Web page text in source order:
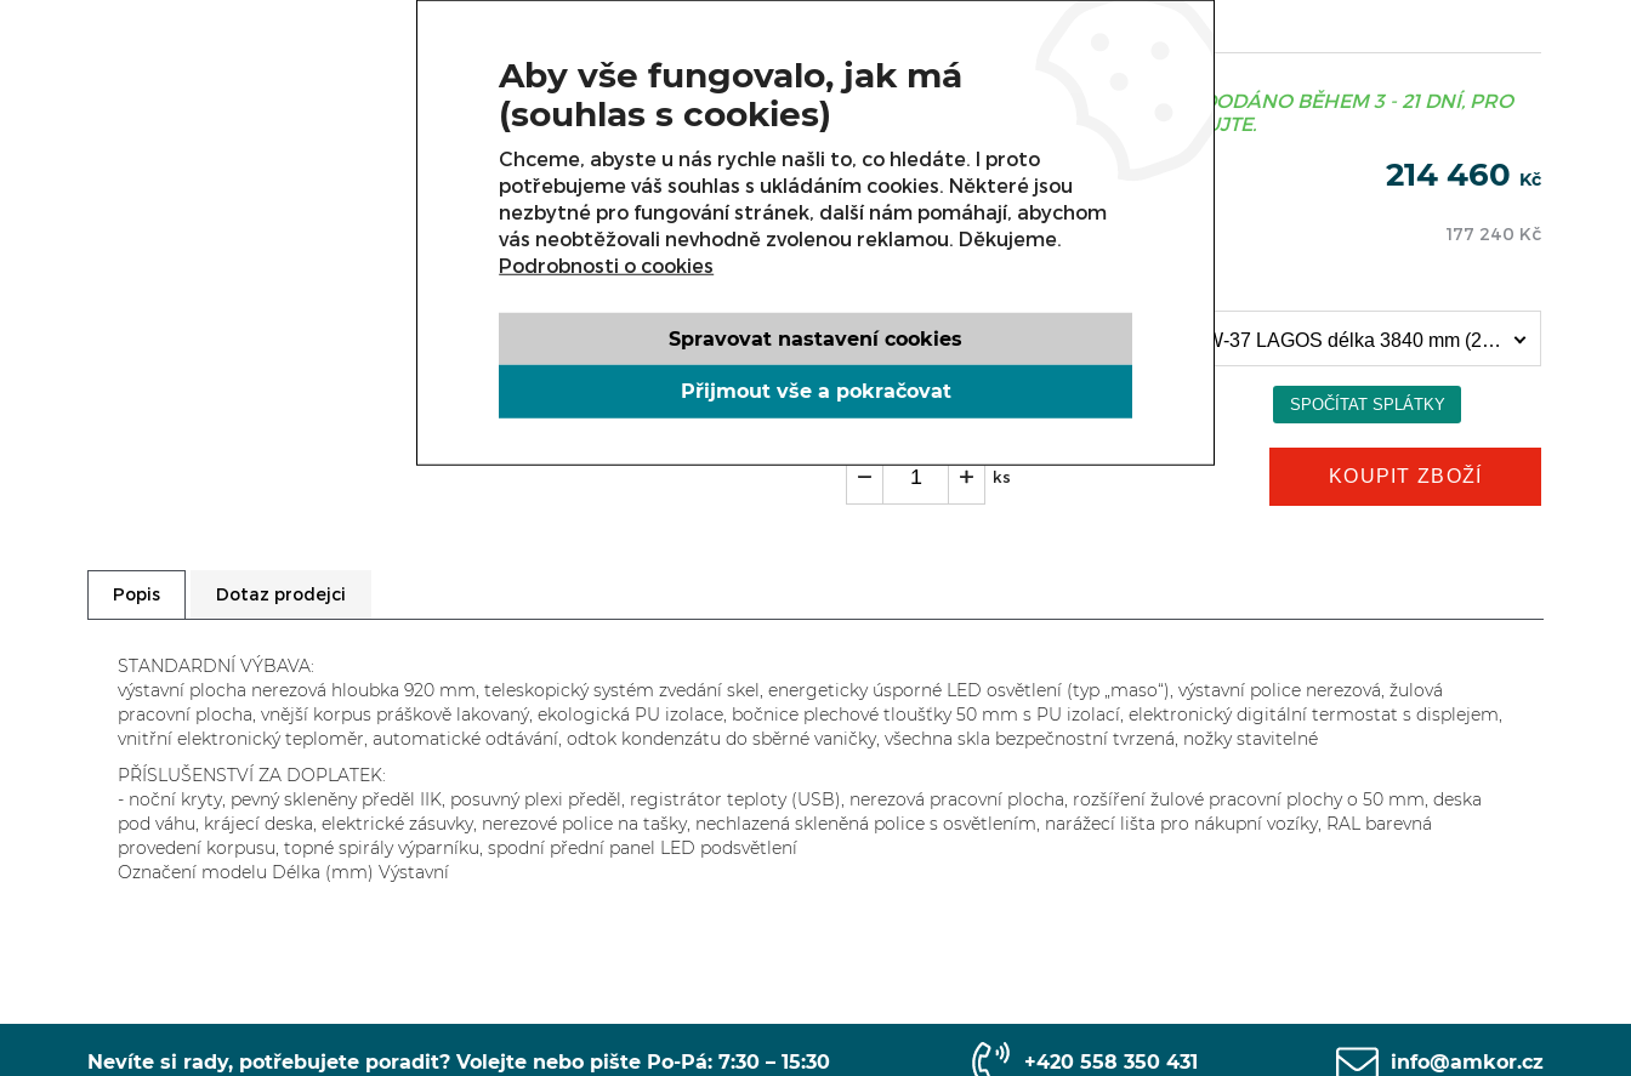
U DODAVATELE
ZBOŽÍ JE OBVYKLE DODÁNO BĚHEM 3 - 21 DNÍ, PRO
UPŘESNĚNÍ TERMÍNU NÁS KONTAKTUJTE.
Cena s DPH: 214 460 Kč
Cena bez DPH: 177 240 Kč
Obslužná chladicí vitrína COLD LAGOS, W-37 LAGOS délka 3840 mm (214 460 Kč)
ks KOUPIT ZBOŽÍ
Popis Dotaz prodejci
STANDARDNÍ VÝBAVA:
výstavní plocha nerezová hloubka 920 mm, teleskopický systém zvedání skel, energeticky úsporné LED osvětlení (typ „maso“), výstavní police nerezová, žulová
pracovní plocha, vnější korpus práškově lakovaný, ekologická PU izolace, bočnice plechové tloušťky 50 mm s PU izolací, elektronický digitální termostat s displejem,
vnitřní elektronický teploměr, automatické odtávání, odtok kondenzátu do sběrné vaničky, všechna skla bezpečnostní tvrzená, nožky stavitelné
PŘÍSLUŠENSTVÍ ZA DOPLATEK:
- noční kryty, pevný skleněny předěl IIK, posuvný plexi předěl, registrátor teploty (USB), nerezová pracovní plocha, rozšíření žulové pracovní plochy o 50 mm, deska
pod váhu, krájecí deska, elektrické zásuvky, nerezové police na tašky, nechlazená skleněná police s osvětlením, narážecí lišta pro nákupní vozíky, RAL barevná
provedení korpusu, topné spirály výparníku, spodní přední panel LED podsvětlení
Označení modelu Délka (mm) Výstavní
Nevíte si rady, potřebujete poradit? Volejte nebo pište Po-Pá: 7:30 – 15:30 +420 558 350 431 info@amkor.cz
Aby vše fungovalo, jak má
(souhlas s cookies)
Chceme, abyste u nás rychle našli to, co hledáte. I proto
potřebujeme váš souhlas s ukládáním cookies. Některé jsou
nezbytné pro fungování stránek, další nám pomáhají, abychom
vás neobtěžovali nevhodně zvolenou reklamou. Děkujeme.
Podrobnosti o cookies
Spravovat nastavení cookies
Přijmout vše a pokračovat